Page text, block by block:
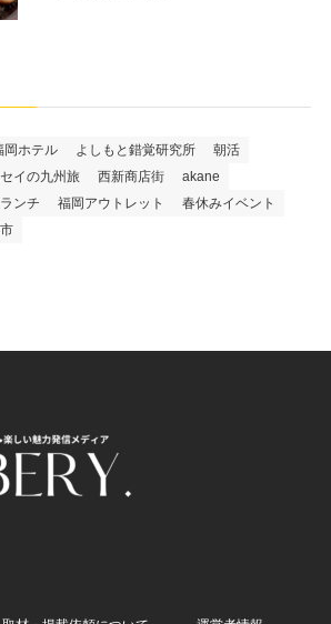
岡ホテル よしもと錯覚研究所
朝活
イの九州旅 西新商店街
akane
ンチ 福岡アウトレット
春休みイベント